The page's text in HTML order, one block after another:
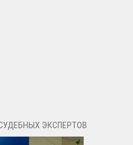
ЭКСПЕРТОВ